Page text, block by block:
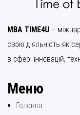
MBA TIME4U –
свою діяльність як
в сфері інновацій,
Меню
Головна